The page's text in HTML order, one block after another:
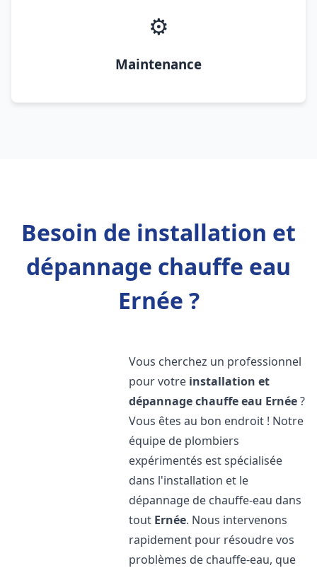
⚙️
Maintenance
Besoin de installation et
dépannage chauffe eau
Ernée ?
Vous cherchez un professionnel
pour votre installation et
dépannage chauffe eau Ernée?
Vous êtes au bon endroit ! Notre
équipe de plombiers
expérimentés est spécialisée
dans l'installation et le
dépannage de chauffe-eau dans
tout Ernée. Nous intervenons
rapidement pour résoudre vos
problèmes de chauffe-eau, que